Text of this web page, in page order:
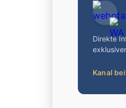
Direkte
Kanal